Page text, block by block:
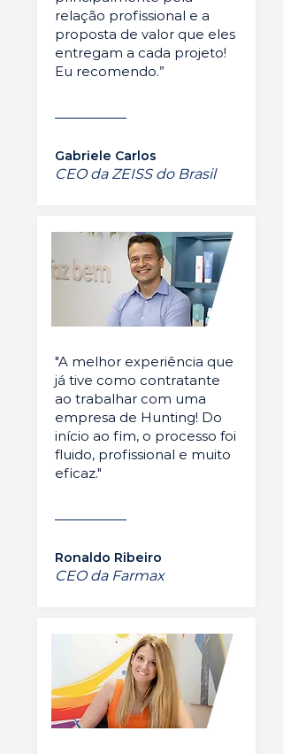
relação profissional e a
proposta de valor que eles
entregam a cada projeto!
Eu recomendo.”
Gabriele Carlos
CEO da ZEISS do Brasil
"A melhor experiência que
já tive como contratante
ao trabalhar com uma
empresa de Hunting! Do
início ao fim, o processo foi
fluido, profissional e muito
eficaz."
Ronaldo Ribeiro
CEO da Farmax